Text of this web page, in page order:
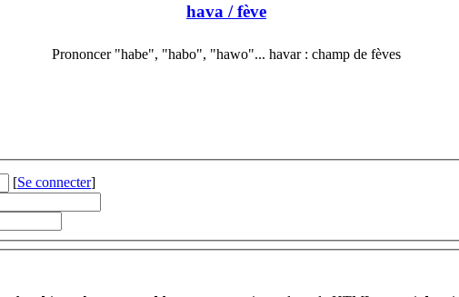
hava / fève
Prononcer "habe", "habo", "hawo"... havar : champ de fèves
[Se connecter]